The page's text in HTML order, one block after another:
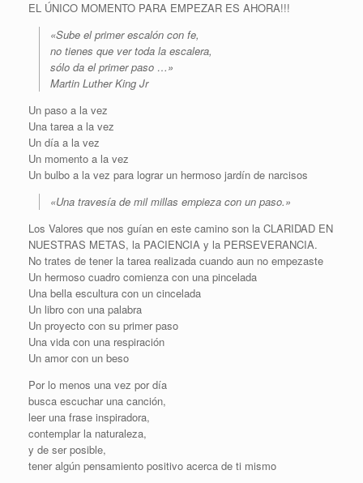
EL ÚNICO MOMENTO PARA EMPEZAR ES AHORA!!!
«Sube el primer escalón con fe,
no tienes que ver toda la escalera,
sólo da el primer paso …»
Martin Luther King Jr
Un paso a la vez
Una tarea a la vez
Un día a la vez
Un momento a la vez
Un bulbo a la vez para lograr un hermoso jardín de narcisos
«Una travesía de mil millas empieza con un paso.»
Los Valores que nos guían en este camino son la CLARIDAD EN
NUESTRAS METAS, la PACIENCIA y la PERSEVERANCIA.
No trates de tener la tarea realizada cuando aun no empezaste
Un hermoso cuadro comienza con una pincelada
Una bella escultura con un cincelada
Un libro con una palabra
Un proyecto con su primer paso
Una vida con una respiración
Un amor con un beso
Por lo menos una vez por día
busca escuchar una canción,
leer una frase inspiradora,
contemplar la naturaleza,
y de ser posible,
tener algún pensamiento positivo acerca de ti mismo